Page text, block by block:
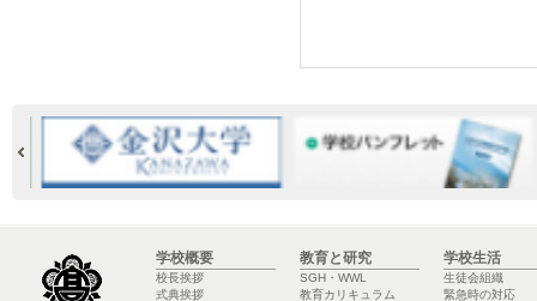
学校概要
校長挨拶
式典挨拶
教育と研究
SGH・WWL
教育カリキュラム
学校生活
生徒会組織
緊急時の対応